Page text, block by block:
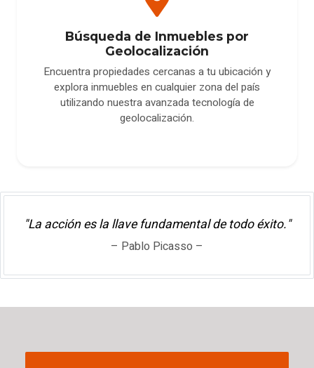
Búsqueda de Inmuebles por
Geolocalización
Encuentra propiedades cercanas a tu ubicación y
explora inmuebles en cualquier zona del país
utilizando nuestra avanzada tecnología de
geolocalización.
"La acción es la llave fundamental de todo éxito."
– Pablo Picasso –